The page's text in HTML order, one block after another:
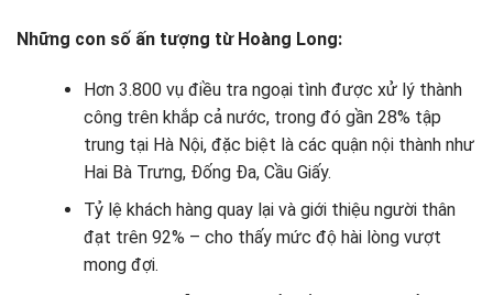
Những con số ấn tượng từ Hoàng Long:
Hơn 3.800 vụ điều tra ngoại tình được xử lý thành
công trên khắp cả nước, trong đó gần 28% tập
trung tại Hà Nội, đặc biệt là các quận nội thành như
Hai Bà Trưng, Đống Đa, Cầu Giấy.
Tỷ lệ khách hàng quay lại và giới thiệu người thân
đạt trên 92% – cho thấy mức độ hài lòng vượt
mong đợi.